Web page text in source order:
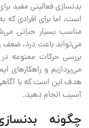
بدنسازی فعالیتی مفید
است، اما برای افرادی که به
مناسب بسیار حیاتی
می‌تواند باعث درد، ضعف
بررسی حرکات ممنوعه در
می‌پردازیم و راهکارهای
هدف این است که با آگاهی
آسیب انجام دهید.
چگونه